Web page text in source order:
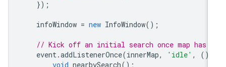
infoWindow = new InfoWindow
// Kick off an initial search once map has
event.addListenerOnce(innerMap , 'idle' ,
void nearbySearch